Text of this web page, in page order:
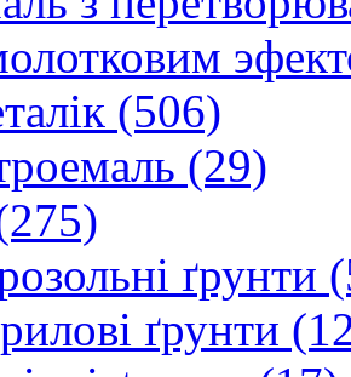
(506)
(29)
ґрунти
ґрунти